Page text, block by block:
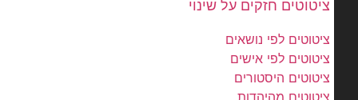
ציטוטים לפי נושאים
ציטוטים לפי אישים
ציטוטים היסטורים